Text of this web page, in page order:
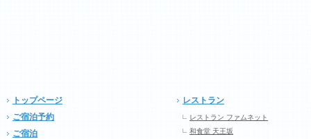
トップページ
ご宿泊予約
ご宿泊
レストラン
レストラン ファムネット
和食堂 天王坂